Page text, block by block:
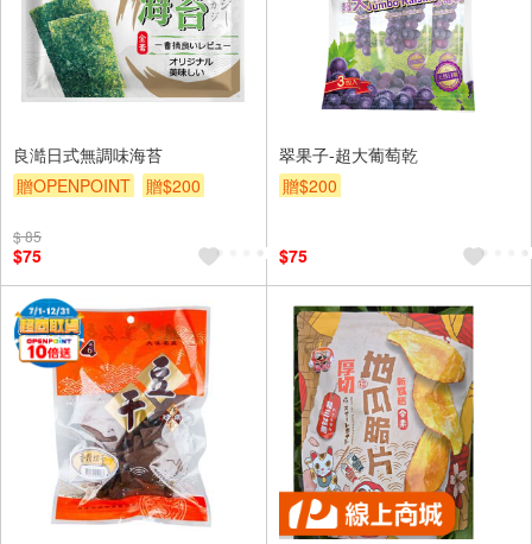
良澔日式無調味海苔
贈OPENPOINT
贈$200
$ 85
$75
翠果子-超大葡萄乾
贈$200
$75